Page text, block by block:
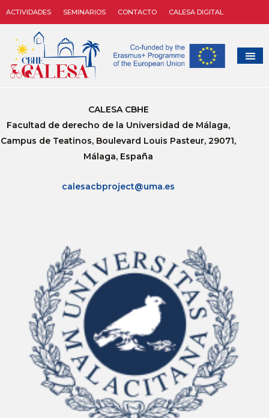
ACTIVIDADES SEMINARIOS CONTACTO CALESA DIGITAL
CALESA CBHE
Facultad de derecho de la Universidad de Málaga,
Campus de Teatinos, Boulevard Louis Pasteur, 29071,
Málaga, España
calesacbproject@uma.es